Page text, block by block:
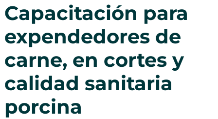
Capacitación para
expendedores de
carne, en cortes y
calidad sanitaria
porcina